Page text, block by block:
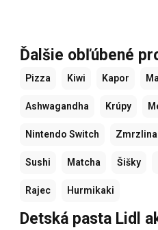
Ďalšie obľúbené
Pizza Kiwi Kapor
Ashwagandha Krúpy
Nintendo Switch Zmrzlina
Sushi Matcha Šišky
Rajec Hurmikaki
Detská pasta Lidl